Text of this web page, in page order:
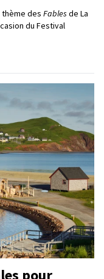
des Fables de La
du Festival
pour